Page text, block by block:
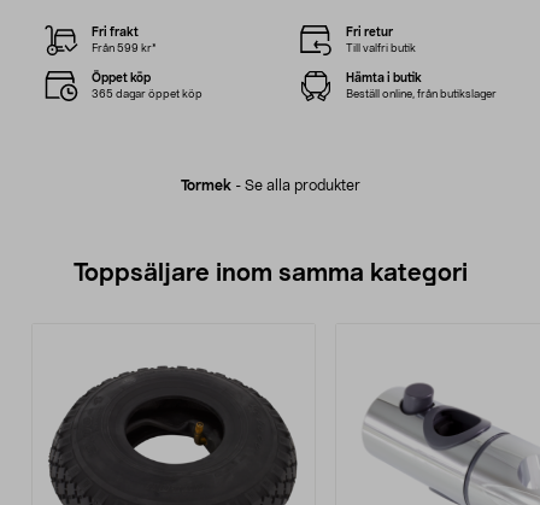
Tormek- Se alla produkter
Fri frakt
Från 599 kr*
Fri retur
Till valfri butik
Öppet köp
365 dagar öppet köp
Hämta i butik
Beställ online, från butikslager
Toppsäljare inom samma kategori